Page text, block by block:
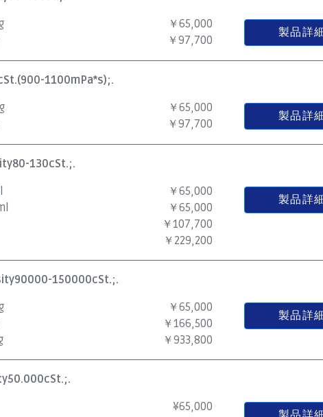
￥65,000
￥97,700
製品詳
1100mPa*s);.
￥65,000
￥97,700
製品詳
130cSt.;.
￥65,000
￥65,000
￥107,700
￥229,200
製品詳
150000cSt.;.
￥65,000
￥166,500
￥933,800
製品詳
¥65,000